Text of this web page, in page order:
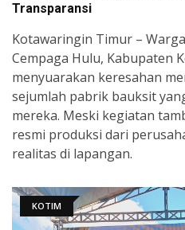
Transparansi
Kotawaringin Timur –
Cempaga Hulu, Kabupaten
menyuarakan keresahan
sejumlah pabrik bauksit
mereka. Meski kegiatan
resmi produksi dari
realitas di lapangan.
KOTIM